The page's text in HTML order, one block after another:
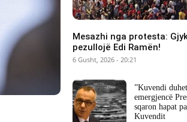
Mesazhi nga protesta:
pezullojë Edi Ramën!
6 Gusht, 2026 - 20:21
​”Kuvendi
emergjencë
sqaron hapat
Kuvendit